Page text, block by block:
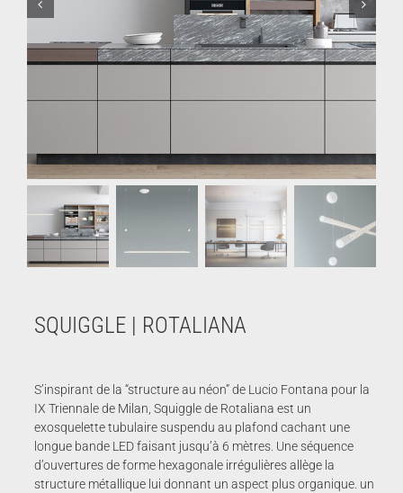
SQUIGGLE | ROTALIANA
S’inspirant de la “structure au néon” de Lucio Fontana pour la
IX Triennale de Milan, Squiggle de Rotaliana est un
exosquelette tubulaire suspendu au plafond cachant une
longue bande LED faisant jusqu’à 6 mètres. Une séquence
d’ouvertures de forme hexagonale irrégulières allège la
structure métallique lui donnant un aspect plus organique. un